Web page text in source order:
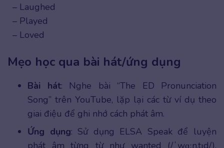
– Laughed
– Played
– Loved
Mẹo học qua bài hát/ứng dụng
Bài hát: Nghe bài “The ED Pronunciation
Song” trên YouTube, lặp lại các từ ví dụ theo
giai điệu để ghi nhớ cách phát âm.
Ứng dụng: Sử dụng ELSA Speak để luyện